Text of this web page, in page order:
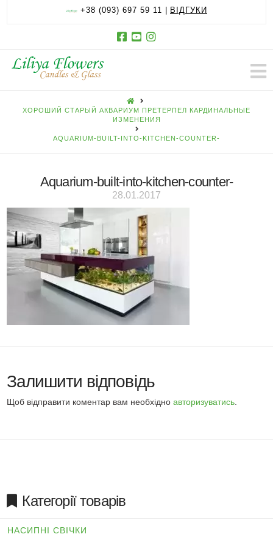
+38 (093) 697 59 11 | ВІДГУКИ
HOME
ХОРОШИЙ СТАРЫЙ АКВАРИУМ ПРЕТЕРПЕЛ КАРДИНАЛЬНЫЕ
ИЗМЕНЕНИЯ
AQUARIUM-BUILT-INTO-KITCHEN-COUNTER-
Aquarium-built-into-kitchen-counter-
28.01.2017
Залишити відповідь
Щоб відправити коментар вам необхідноавторизуватись.
Категорії товарів
НАСИПНІ СВІЧКИ